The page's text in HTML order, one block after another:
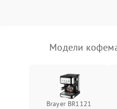
Модели
Brayer BR1121